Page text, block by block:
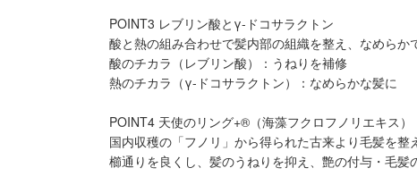
POINT3 レブリン酸とγ-ドコサラクトン
酸と熱の組み合わせで髪内部の組織を整え、なめらか
酸のチカラ（レブリン酸）：うねりを補修
熱のチカラ（γ-ドコサラクトン）：なめらかな髪に
POINT4 天使のリング+®（海藻フクロフノリエキス）
国内収穫の「フノリ」から得られた古来より毛髪を整
櫛通りを良くし、髪のうねりを抑え、艶の付与・毛髪